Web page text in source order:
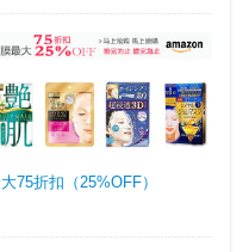
75折扣（25%OFF）